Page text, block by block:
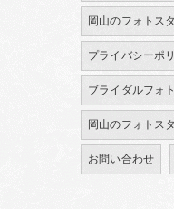
岡山のフォトス
プライバシーポ
ブライダルフォト
岡山のフォトス
お問い合わせ